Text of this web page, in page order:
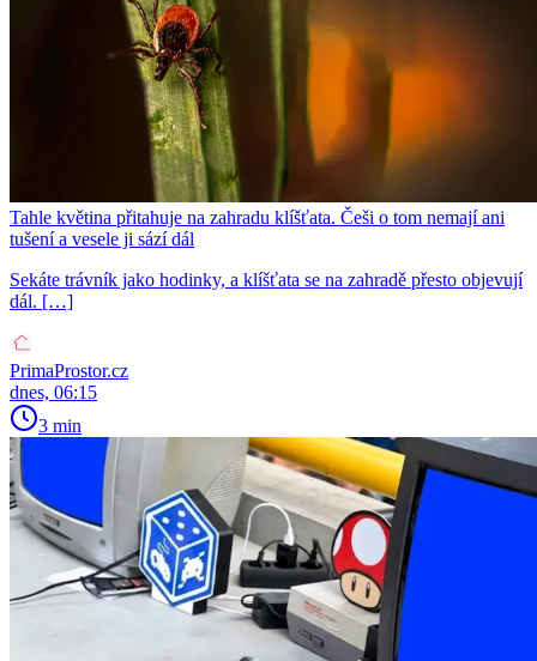
Tahle květina přitahuje na zahradu klíšťata. Češi o tom nemají ani
tušení a vesele ji sází dál
Sekáte trávník jako hodinky, a klíšťata se na zahradě přesto objevují
dál. […]
PrimaProstor.cz
dnes, 06:15
3 min